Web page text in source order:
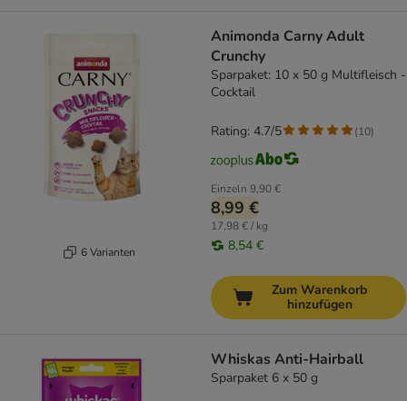
6 Varianten
Animonda Carny Adult
Crunchy
Sparpaket: 10 x 50 g Multifleisch -
Cocktail
Einzeln 9,90 €
8,99 €
17,98 € / kg
8,54 €
Rating: 4.7/5 (10)
Zum Warenkorb
hinzufügen
Whiskas Anti-Hairball
Sparpaket 6 x 50 g